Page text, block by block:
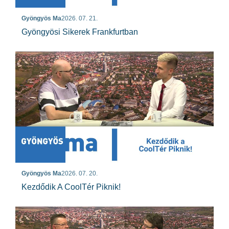
Gyöngyös Ma2026. 07. 21.
Gyöngyösi Sikerek Frankfurtban
Gyöngyös Ma2026. 07. 20.
Kezdődik A CoolTér Piknik!